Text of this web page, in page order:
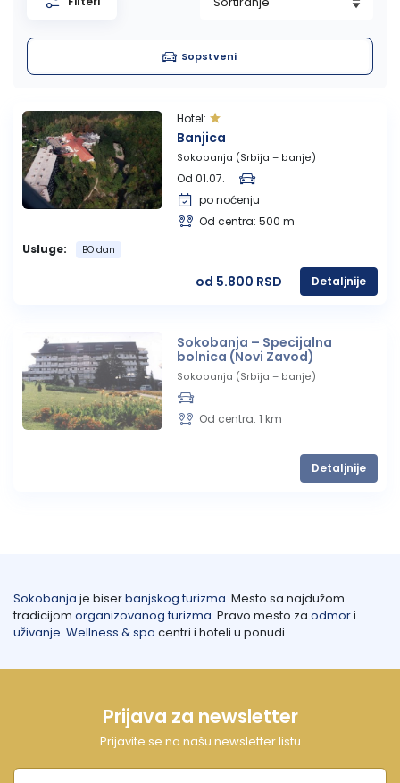
Sopstveni
Hotel:
Banjica
Sokobanja (Srbija – banje)
Od 01.07.
po noćenju
Od centra: 500 m
Usluge:
BO dan
od 5.800 RSD Detaljnije
Sokobanja – Specijalna
bolnica (Novi Zavod)
Sokobanja (Srbija – banje)
Od centra: 1 km
Detaljnije
Sokobanja je biserbanjskog turizma. Mesto sa najdužom
tradicijom organizovanog turizma. Pravo mesto za odmori
uživanje. Wellness & spa centri i hoteli u ponudi.
Prijava za newsletter
Prijavite se na našu newsletter listu
Possidi
Siviri
Evia, ostrvo
Trakija
Jonska obala
Lefkada, ostrvo
Skiatos, ostrvo
Banja Vrujci
Sijarinska Banja
Gamzigradska Banja
Sokobanja
Gornja Trepča
Ivanjica
Vrnjačka banja
Tumane